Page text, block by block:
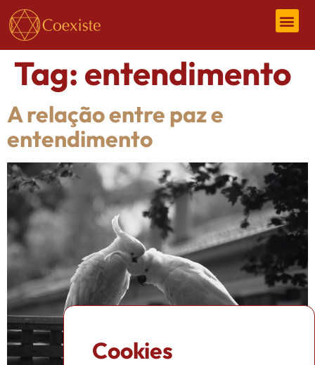
Tag: entendimento
A relação entre paz e
entendimento
Cookies